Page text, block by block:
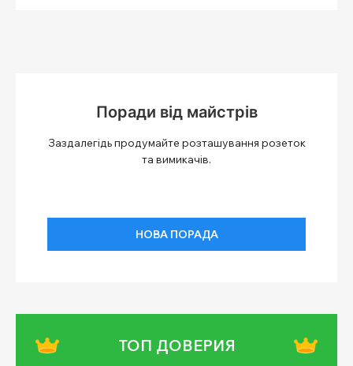
Поради від майстрів
Заздалегідь продумайте розташування розеток
та вимикачів.
НОВА ПОРАДА
ТОП ДОВЕРИЯ